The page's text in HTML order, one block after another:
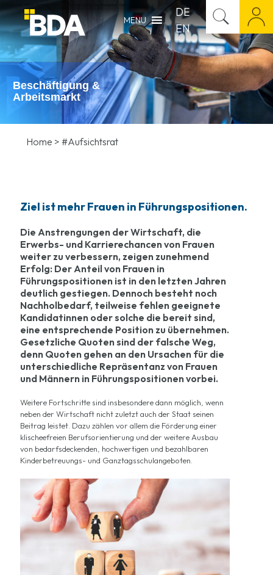
MENU
DE
EN
Beschäftigung &
Arbeitsmarkt
Home > #Aufsichtsrat
Ziel ist mehr Frauen in Führungspositionen.
Die Anstrengungen der Wirtschaft, die
Erwerbs- und Karrierechancen von Frauen
weiter zu verbessern, zeigen zunehmend
Erfolg: Der Anteil von Frauen in
Führungspositionen ist in den letzten Jahren
deutlich gestiegen. Dennoch besteht noch
Nachholbedarf, teilweise fehlen geeignete
Kandidatinnen oder solche die bereit sind,
eine entsprechende Position zu übernehmen.
Gesetzliche Quoten sind der falsche Weg,
denn Quoten gehen an den Ursachen für die
unterschiedliche Repräsentanz von Frauen
und Männern in Führungspositionen vorbei.
Weitere Fortschritte sind insbesondere dann möglich, wenn
neben der Wirtschaft nicht zuletzt auch der Staat seinen
Beitrag leistet. Dazu zählen vor allem die Förderung einer
klischeefreien Berufsorientierung und der weitere Ausbau
von bedarfsdeckenden, hochwertigen und bezahlbaren
Kinderbetreuungs- und Ganztagsschulangeboten.